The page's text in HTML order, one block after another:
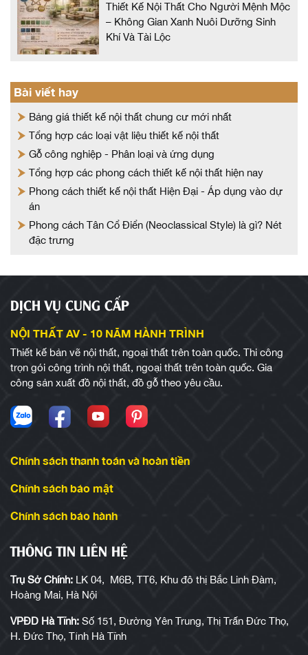
Thiết Kế Nội Thất Cho Người Mệnh Mộc
– Không Gian Xanh Nuôi Dưỡng Sinh
Khí Và Tài Lộc
Bài viết hay
Bảng giá thiết kế nội thất chung cư mới nhất
Tổng hợp các loại vật liệu thiết kế nội thất
Gỗ công nghiệp - Phân loại và ứng dụng
Tổng hợp các phong cách thiết kế nội thất hiện nay
Phong cách thiết kế nội thất Hiện Đại - Áp dụng vào dự
án
Phong cách Tân Cổ Điển (Neoclassical Style) là gì? Nét
đặc trưng
DỊCH VỤ CUNG CẤP
NỘI THẤT AV - 10 NĂM HÀNH TRÌNH
Thiết kế bản vẽ nội thất, ngoại thất trên toàn quốc. Thi công
trọn gói công trình nội thất, ngoại thất trên toàn quốc. Gia
công sản xuất đồ nội thất, đồ gỗ theo yêu cầu.
Chính sách thanh toán và hoàn tiền
Chính sách bảo mật
Chính sách bảo hành
THÔNG TIN LIÊN HỆ
Trụ Sở Chính: LK 04, M6B, TT6, Khu đô thị Bắc Linh Đàm,
Hoàng Mai, Hà Nội
VPĐD Hà Tĩnh: Số 151, Đường Yên Trung, Thị Trấn Đức Thọ,
H. Đức Thọ, Tỉnh Hà Tĩnh